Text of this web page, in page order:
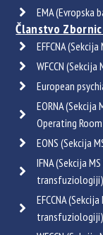
EMA (Evropska
Članstvo
EFFCNA
WFCCN
European
EORNA
Operating
EONS (Sekcija
IFNA (Sekcija
transfuziologiji)
EFCCNA
transfuziologiji)